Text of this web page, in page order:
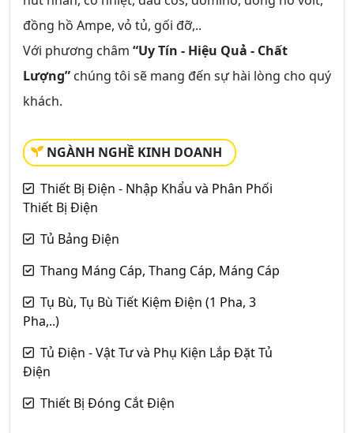
đồng hồ Ampe, vỏ tủ, gối đỡ,..
Với phương châm “Uy Tín - Hiệu Quả - Chất
Lượng” chúng tôi sẽ mang đến sự hài lòng cho quý
khách.
NGÀNH NGHỀ KINH DOANH
Thiết Bị Điện - Nhập Khẩu và Phân Phối
Thiết Bị Điện
Tủ Bảng Điện
Thang Máng Cáp, Thang Cáp, Máng Cáp
Tụ Bù, Tụ Bù Tiết Kiệm Điện (1 Pha, 3
Pha,..)
Tủ Điện - Vật Tư và Phụ Kiện Lắp Đặt Tủ
Điện
Thiết Bị Đóng Cắt Điện